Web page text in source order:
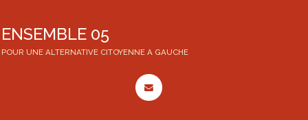
ENSEMBLE 05
POUR UNE ALTERNATIVE CITOYENNE A GAUCHE